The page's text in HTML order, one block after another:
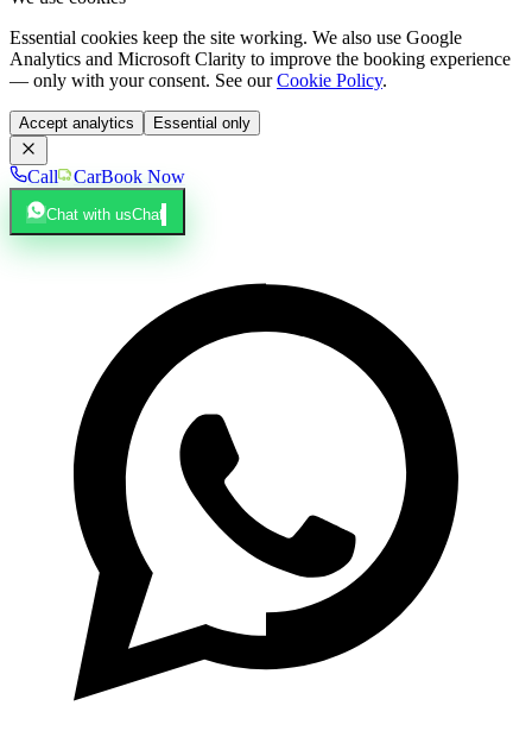
Essential cookies keep the site working. We also use Google
Analytics and Microsoft Clarity to improve the booking experience
— only with your consent. See our Cookie Policy.
Accept analytics Essential only
Call CarBook Now
Chat with usChat